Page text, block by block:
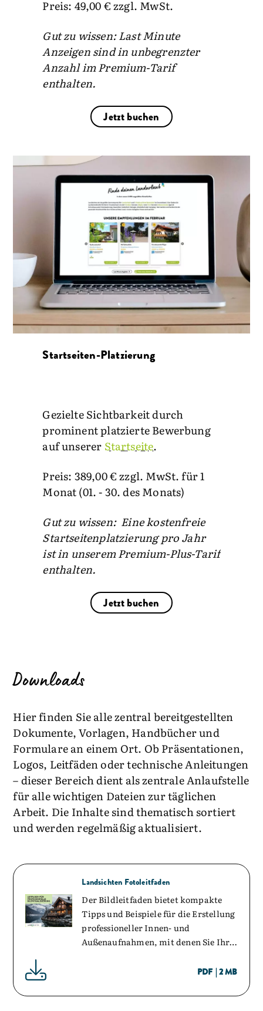
Preis: 49,00 € zzgl. MwSt.
Gut zu wissen: Last Minute
Anzeigen sind in unbegrenzter
Anzahl im Premium-Tarif
enthalten.
Jetzt buchen
Startseiten-Platzierung
Gezielte Sichtbarkeit durch
prominent platzierte Bewerbung
auf unserer Startseite.
Preis: 389,00 € zzgl. MwSt. für 1
Monat (01. - 30. des Monats)
Gut zu wissen: Eine kostenfreie
Startseitenplatzierung pro Jahr
ist in unserem Premium-Plus-Tarif
enthalten.
Jetzt buchen
Downloads
Hier finden Sie alle zentral bereitgestellten
Dokumente, Vorlagen, Handbücher und
Formulare an einem Ort. Ob Präsentationen,
Logos, Leitfäden oder technische Anleitungen
– dieser Bereich dient als zentrale Anlaufstelle
für alle wichtigen Dateien zur täglichen
Arbeit. Die Inhalte sind thematisch sortiert
und werden regelmäßig aktualisiert.
Landsichten Fotoleitfaden
Der Bildleitfaden bietet kompakte
Tipps und Beispiele für die Erstellung
professioneller Innen- und
Außenaufnahmen, mit denen Sie Ihre
authentisch präsentieren können.
PDF | 2 MB